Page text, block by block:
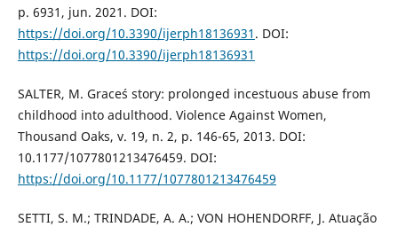
p. 6931, jun. 2021. DOI:
https://doi.org/10.3390/ijerph18136931 . DOI:
https://doi.org/10.3390/ijerph18136931
SALTER, M. Grace´s story: prolonged incestuous abuse from
childhood into adulthood. Violence Against Women,
Thousand Oaks, v. 19, n. 2, p. 146-65, 2013. DOI:
10.1177/1077801213476459. DOI:
https://doi.org/10.1177/1077801213476459
SETTI, S. M.; TRINDADE, A. A.; VON HOHENDORFF, J. Atuação